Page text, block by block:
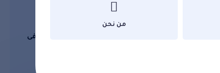
خدمات تنظيف
افضل شركات تنظيف فى
من نحن